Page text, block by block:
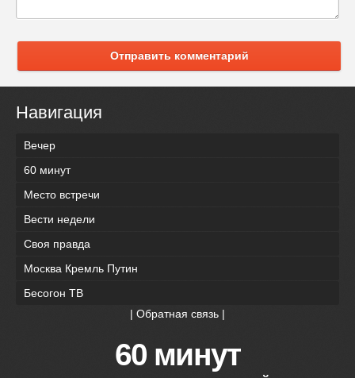
Отправить комментарий
Навигация
Вечер
60 минут
Место встречи
Вести недели
Своя правда
Москва Кремль Путин
Бесогон ТВ
| Обратная связь |
60 минут